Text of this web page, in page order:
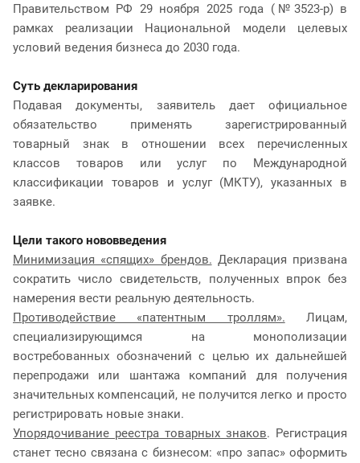
Правительством РФ 29 ноября 2025 года (№3523-р) в
рамках реализации Национальной модели целевых
условий ведения бизнеса до 2030 года.
Суть декларирования
Подавая документы, заявитель дает официальное
обязательство применять зарегистрированный
товарный знак в отношении всех перечисленных
классов товаров или услуг по Международной
классификации товаров и услуг (МКТУ), указанных в
заявке.
Цели такого нововведения
Минимизация «спящих» брендов. Декларация призвана
сократить число свидетельств, полученных впрок без
намерения вести реальную деятельность.
Противодействие «патентным троллям». Лицам,
специализирующимся на монополизации
востребованных обозначений с целью их дальнейшей
перепродажи или шантажа компаний для получения
значительных компенсаций, не получится легко и просто
регистрировать новые знаки.
Упорядочивание реестра товарных знаков. Регистрация
станет тесно связана с бизнесом: «про запас» оформить